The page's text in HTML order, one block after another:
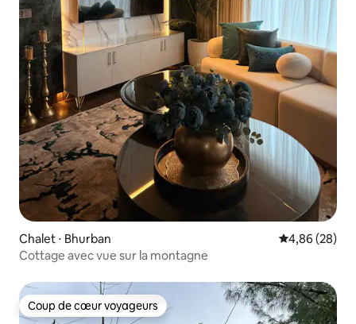
Chalet ⋅ Bhurban Évaluation
4,86 (28)
Cottage avec vue sur la montagne
Coup de cœur voyageurs
Coup de cœur voyageurs